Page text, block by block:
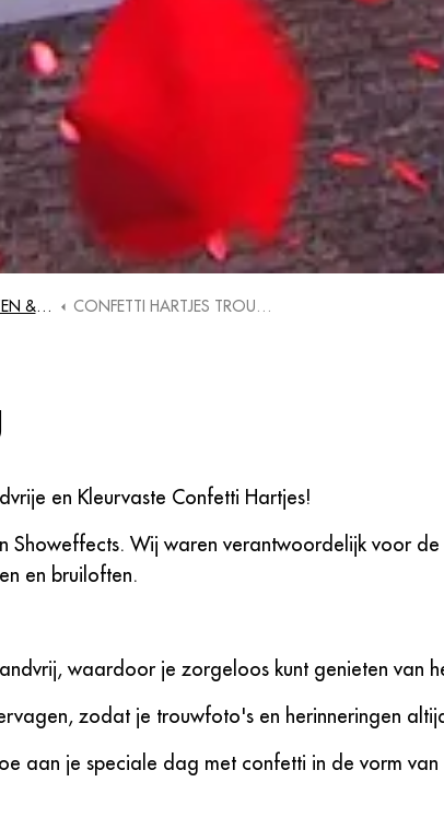
CONFETTI HARTJES TROUWERIJ
en Kleurvaste Confetti Hartjes!
Wij waren verantwoordelijk voor
en bruiloften.
waardoor je zorgeloos kunt genieten van
zodat je trouwfoto's en herinneringen
aan je speciale dag met confetti in de vorm